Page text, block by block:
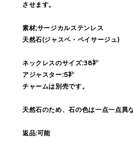
させます。
素材;サージカルステンレス
天然石(ジャスペ・ペイサージュ)
ネックレスのサイズ:38㌢
アジャスター:5㌢
チャームは別売です。
天然石のため、石の色は一点一点異
返品:可能